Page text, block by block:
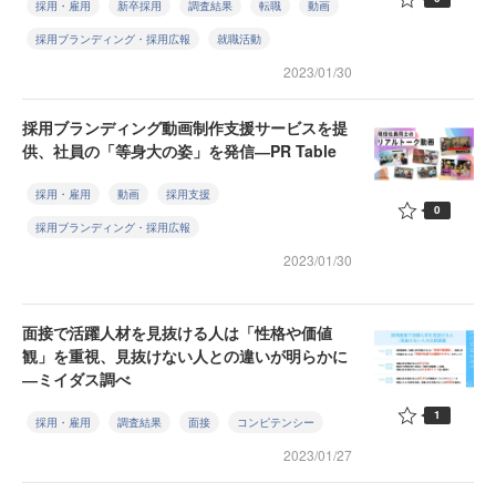
採用・雇用 新卒採用 調査結果 転職 動画
採用ブランディング・採用広報 就職活動
2023/01/30
採用ブランディング動画制作支援サービスを提
供、社員の「等身大の姿」を発信―PR Table
採用・雇用 動画 採用支援
採用ブランディング・採用広報
2023/01/30
0
面接で活躍人材を見抜ける人は「性格や価値
観」を重視、見抜けない人との違いが明らかに
―ミイダス調べ
採用・雇用 調査結果 面接 コンピテンシー
2023/01/27
1